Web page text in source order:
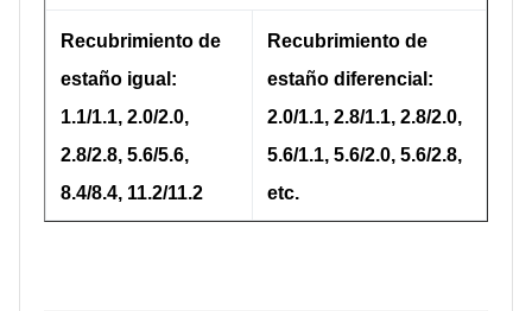
Recubrimiento de
estaño igual:
1.1/1.1, 2.0/2.0,
2.8/2.8, 5.6/5.6,
8.4/8.4, 11.2/11.2
Recubrimiento de
estaño diferencial:
2.0/1.1, 2.8/1.1, 2.8/2.0,
5.6/1.1, 5.6/2.0, 5.6/2.8,
etc.